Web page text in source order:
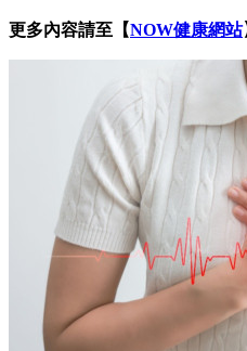
更多內容請至【NOW健康網站